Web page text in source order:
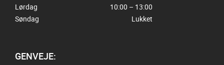
Lørdag
10:00 – 13:00
Søndag
Lukket
GENVEJE: